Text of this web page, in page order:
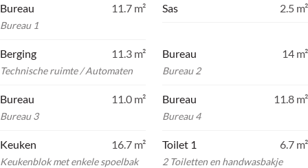
Bureau 11.7 m²
Bureau 1
Sas 2.5 m²
Berging 11.3 m²
Technische ruimte / Automaten
Bureau 14 m²
Bureau 2
Bureau 11.0 m²
Bureau 3
Bureau 11.8 m²
Bureau 4
Keuken 16.7 m²
Keukenblok met enkele spoelbak
Toilet 1 6.7 m²
2 Toiletten en handwasbakje